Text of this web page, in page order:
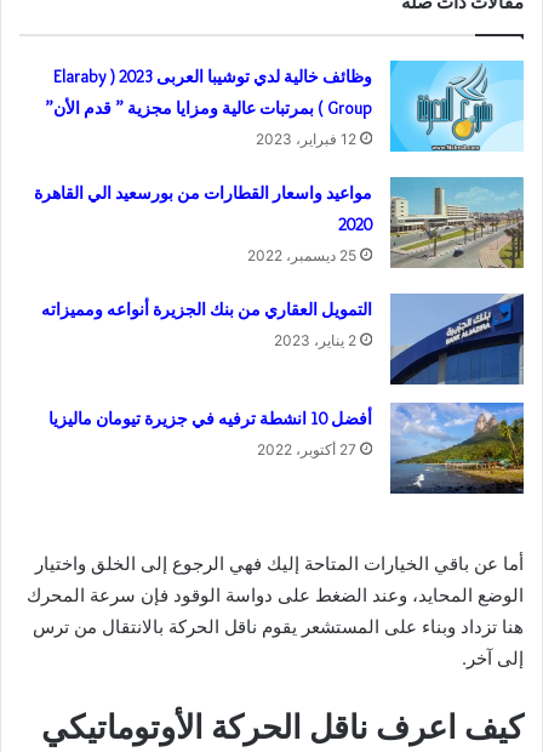
وظائف خالية لدي توشيبا العربى 2023 ( Elaraby
Group ) بمرتبات عالية ومزايا مجزية ” قدم الأن”
12 فبراير، 2023
مواعيد واسعار القطارات من بورسعيد الي القاهرة
2020
25 ديسمبر، 2022
التمويل العقاري من بنك الجزيرة أنواعه ومميزاته
2 يناير، 2023
أفضل 10 انشطة ترفيه في جزيرة تيومان ماليزيا
27 أكتوبر، 2022
أما عن باقي الخيارات المتاحة إليك فهي الرجوع إلى الخلق واختيار
الوضع المحايد، وعند الضغط على دواسة الوقود فإن سرعة المحرك
هنا تزداد وبناء على المستشعر يقوم ناقل الحركة بالانتقال من ترس
إلى آخر.
كيف اعرف ناقل الحركة الأوتوماتيكي